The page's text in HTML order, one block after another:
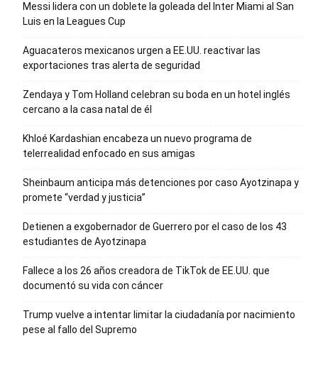
Messi lidera con un doblete la goleada del Inter Miami al San
Luis en la Leagues Cup
Aguacateros mexicanos urgen a EE.UU. reactivar las
exportaciones tras alerta de seguridad
Zendaya y Tom Holland celebran su boda en un hotel inglés
cercano a la casa natal de él
Khloé Kardashian encabeza un nuevo programa de
telerrealidad enfocado en sus amigas
Sheinbaum anticipa más detenciones por caso Ayotzinapa y
promete “verdad y justicia”
Detienen a exgobernador de Guerrero por el caso de los 43
estudiantes de Ayotzinapa
Fallece a los 26 años creadora de TikTok de EE.UU. que
documentó su vida con cáncer
Trump vuelve a intentar limitar la ciudadanía por nacimiento
pese al fallo del Supremo